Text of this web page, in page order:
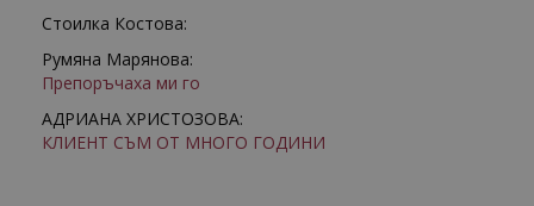
Стоилка Костова:
Румяна Марянова:
Препоръчаха ми го
АДРИАНА ХРИСТОЗОВА:
КЛИЕНТ СЪМ ОТ МНОГО ГОДИНИ